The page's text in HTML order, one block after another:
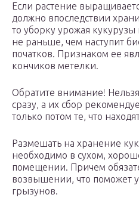
Если растение
должно впоследствии
то уборку урожая
не раньше, чем наступит
початков. Признаком ее
кончиков метелки.
Обратите внимание!
сразу, а их сбор
только потом те, что
Размешать на хранение
необходимо в сухом,
помещении. Причем
возвышении, что поможет
грызунов.